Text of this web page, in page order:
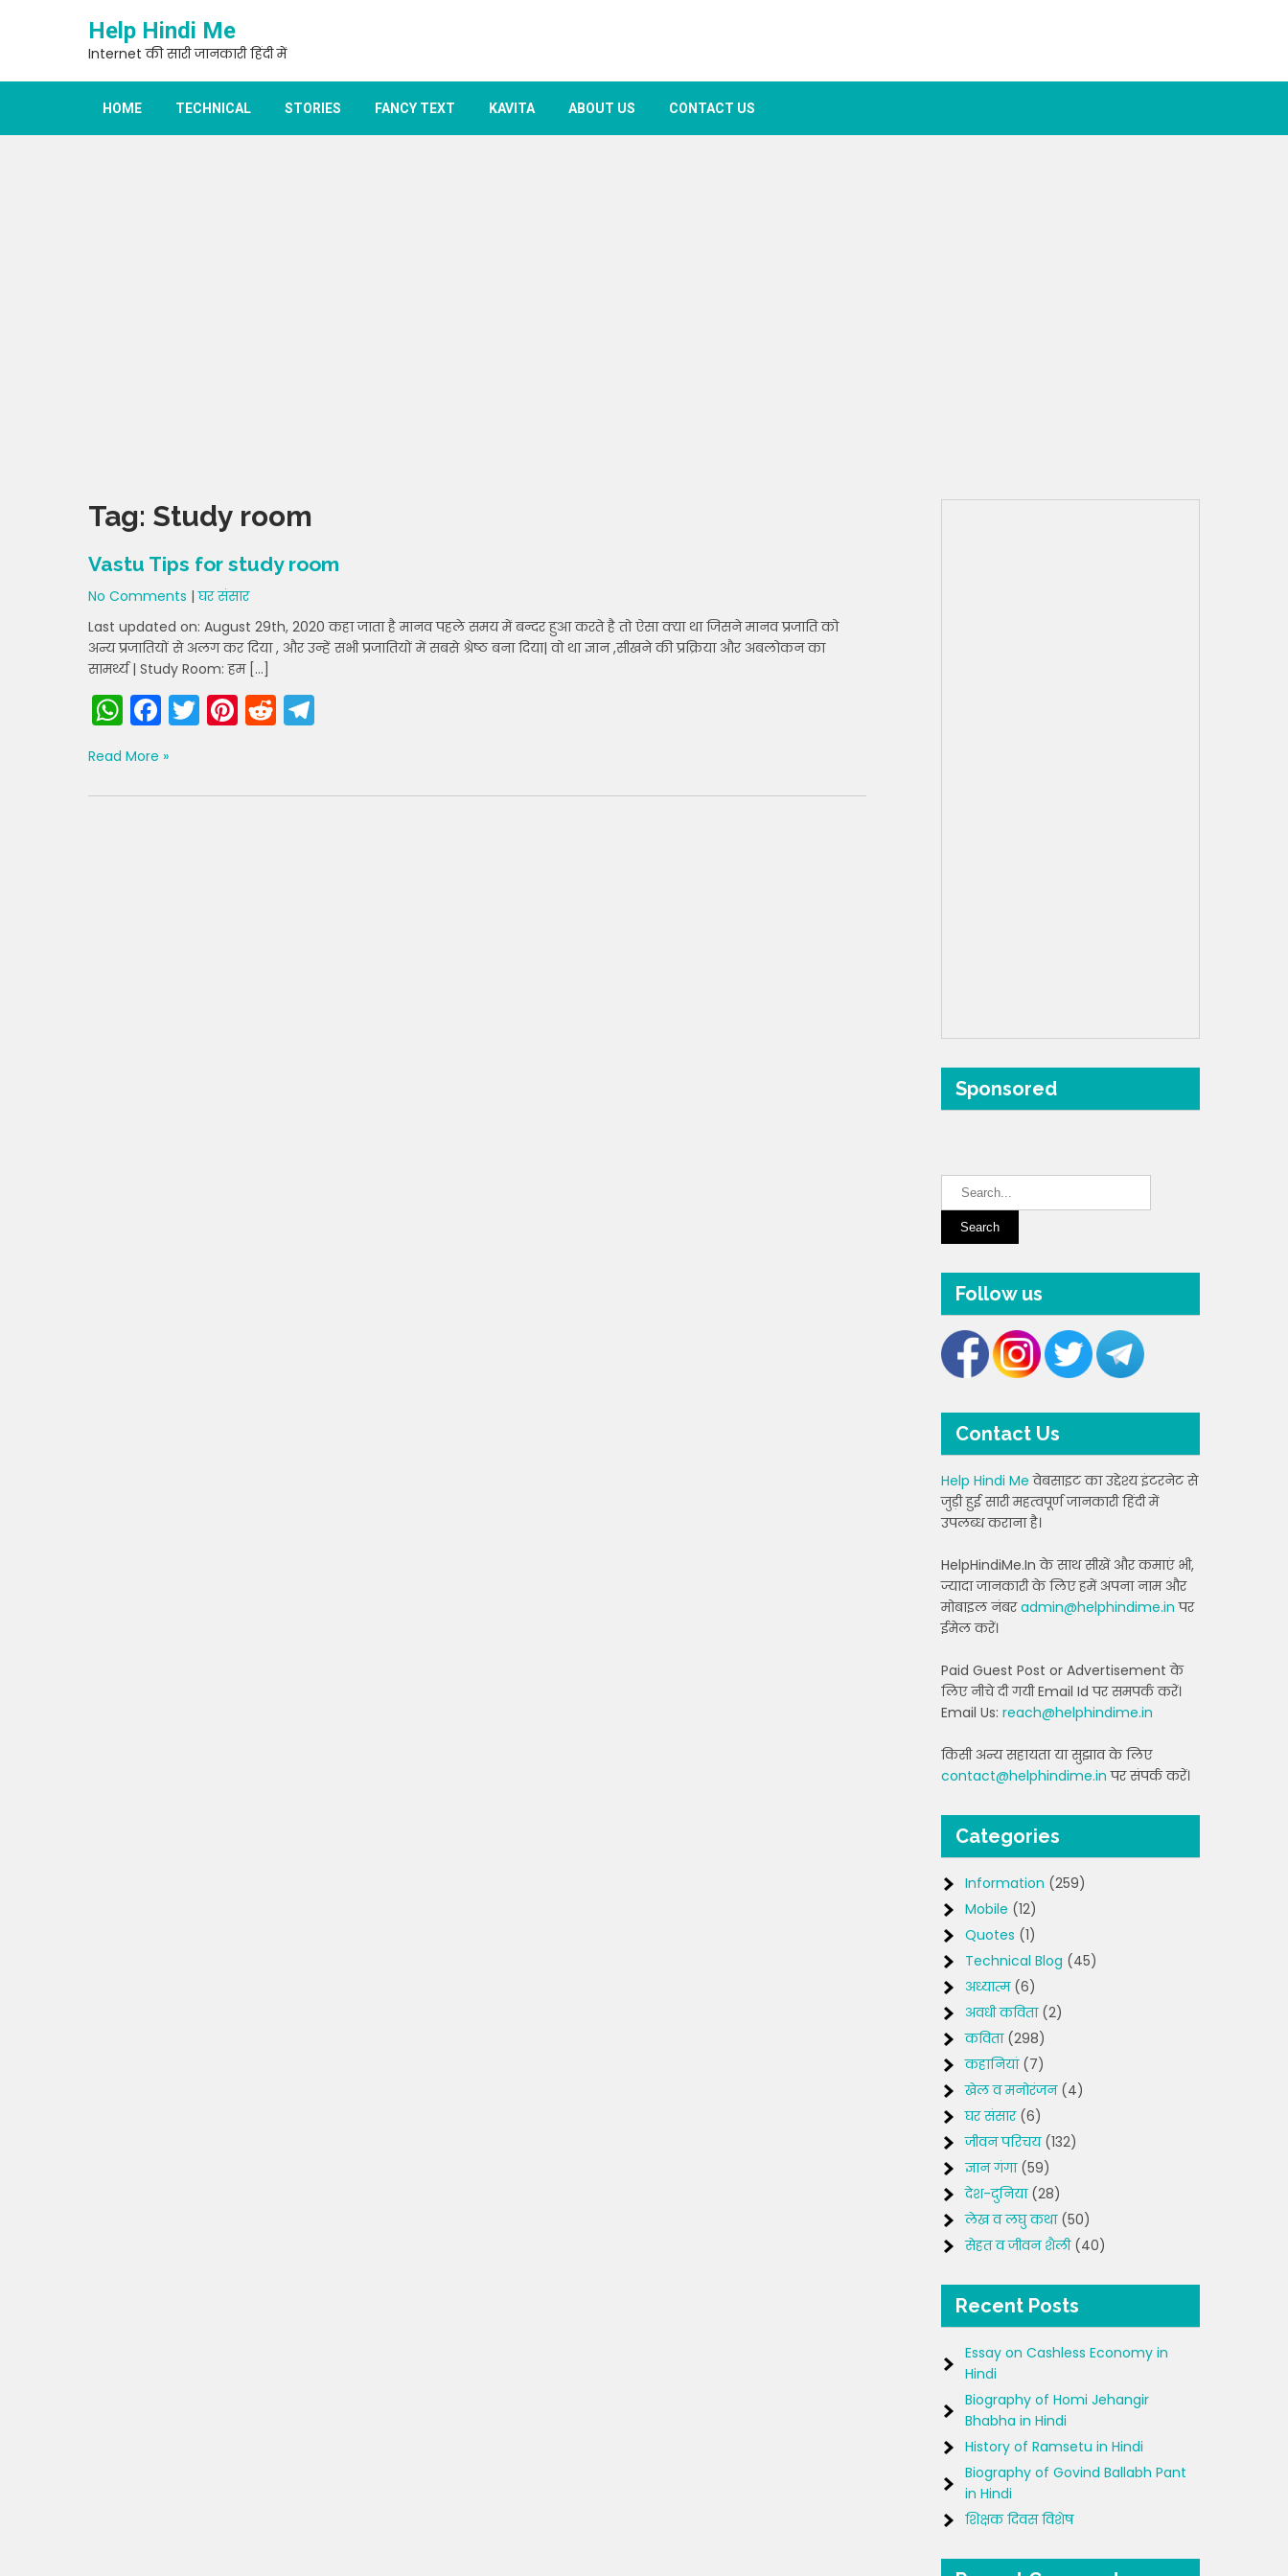
Help Hindi Me
Internet की सारी जानकारी हिंदी में
HOME TECHNICAL STORIES FANCY TEXT KAVITA ABOUT US CONTACT US
Tag: Study room
Vastu Tips for study room
No Comments |घर संसार
Last updated on: August 29th, 2020 कहा जाता है मानव पहले समय में बन्दर हुआ करते है तो ऐसा क्या था जिसने मानव प्रजाति को
अन्य प्रजातियों से अलग कर दिया , और उन्हें सभी प्रजातियों में सबसे श्रेष्ठ बना दिया| वो था ज्ञान ,सीखने की प्रक्रिया और अबलोकन का
सामर्थ्य | Study Room: हम […]
W
h
a
ts
F
a
c
e
T
w
er
Pi
nt
e
R
e
di gr
Read More »
Sponsored
Follow us
Contact Us
Help Hindi Me वेबसाइट का उद्देश्य इंटरनेट से
जुड़ी हुई सारी महत्वपूर्ण जानकारी हिंदी में
उपलब्ध कराना है।
HelpHindiMe.In के साथ सीखें और कमाएं भी,
ज्यादा जानकारी के लिए हमें अपना नाम और
मोबाइल नंबरadmin@helphindime.in पर
ईमेल करें।
Paid Guest Post or Advertisement के
लिए नीचे दी गयी Email Id पर समपर्क करें।
Email Us: reach@helphindime.in
किसी अन्य सहायता या सुझाव के लिए
contact@helphindime.in पर संपर्क करें।
Categories
Information (259)
Mobile (12)
Quotes (1)
Technical Blog (45)
अध्यात्म(6)
अवधी कविता(2)
कविता(298)
कहानियां(7)
खेल व मनोरंजन(4)
घर संसार(6)
जीवन परिचय(132)
ज्ञान गंगा(59)
देश-दुनिया(28)
लेख व लघु कथा(50)
सेहत व जीवन शैली(40)
Recent Posts
Essay on Cashless Economy in
Hindi
Biography of Homi Jehangir
Bhabha in Hindi
History of Ramsetu in Hindi
Biography of Govind Ballabh Pant
in Hindi
शिक्षक दिवस विशेष